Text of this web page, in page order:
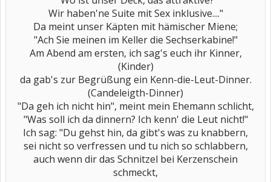
Wir haben'ne Suite mit Sex inklusive...."
Da meint unser Käpten mit hämischer Miene;
"Ach Sie meinen im Keller die Sechserkabine!"
Am Abend am ersten, ich sag's euch ihr Kinner,
(Kinder)
da gab's zur Begrüßung ein Kenn-die-Leut-Dinner.
(Candeleigth-Dinner)
"Da geh ich nicht hin", meint mein Ehemann schlicht,
"Was soll ich da dinnern? Ich kenn' die Leut nicht!"
Ich sag: "Du gehst hin, da gibt's was zu knabbern,
sei nicht so verfressen und tu nich so schlabbern,
auch wenn dir das Schnitzel bei Kerzenschein
schmeckt,